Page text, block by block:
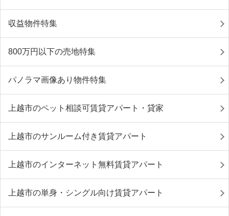
収益物件特集
800万円以下の売地特集
パノラマ画像あり物件特集
上越市のペット相談可賃貸アパート・貸家
上越市のサンルーム付き賃貸アパート
上越市のインターネット無料賃貸アパート
上越市の単身・シングル向け賃貸アパート